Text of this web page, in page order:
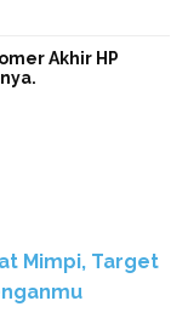
Akhir HP
Mimpi, Target